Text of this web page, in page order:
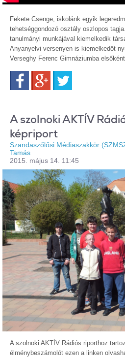
Fekete Csenge, iskolánk egyik
tehetséggondozó osztály oszlopos
tanulmányi munkájával kiemelkedik
Anyanyelvi versenyen is kiemelkedőt
Verseghy Ferenc Gimnáziumba
FacebookGoogle+
A szolnoki AKTÍV
képriport
Szandaszőlősi Médiaszakkör
Tamás
2015. május 14. 11:45
A szolnoki AKTÍV Rádiós riporthoz
élménybeszámolót ezen a linken